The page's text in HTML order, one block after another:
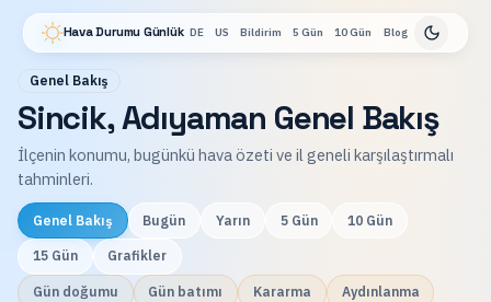
Hava Durumu Günlük DE US Bildirim 5 Gün 10 Gün Blog
Genel Bakış
Sincik, Adıyaman Genel Bakış
İlçenin konumu, bugünkü hava özeti ve il geneli karşılaştırmalı
tahminleri.
Genel Bakış Bugün Yarın 5 Gün 10 Gün
15 Gün Grafikler
Gün doğumu Gün batımı Kararma Aydınlanma